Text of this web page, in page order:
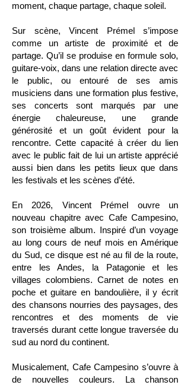
moment, chaque partage, chaque soleil.
Sur scène, Vincent Prémel s’impose
comme un artiste de proximité et de
partage. Qu’il se produise en formule solo,
guitare-voix, dans une relation directe avec
le public, ou entouré de ses amis
musiciens dans une formation plus festive,
ses concerts sont marqués par une
énergie chaleureuse, une grande
générosité et un goût évident pour la
rencontre. Cette capacité à créer du lien
avec le public fait de lui un artiste apprécié
aussi bien dans les petits lieux que dans
les festivals et les scènes d’été.
En 2026, Vincent Prémel ouvre un
nouveau chapitre avec Cafe Campesino,
son troisième album. Inspiré d’un voyage
au long cours de neuf mois en Amérique
du Sud, ce disque est né au fil de la route,
entre les Andes, la Patagonie et les
villages colombiens. Carnet de notes en
poche et guitare en bandoulière, il y écrit
des chansons nourries des paysages, des
rencontres et des moments de vie
traversés durant cette longue traversée du
sud au nord du continent.
Musicalement, Cafe Campesino s’ouvre à
de nouvelles couleurs. La chanson